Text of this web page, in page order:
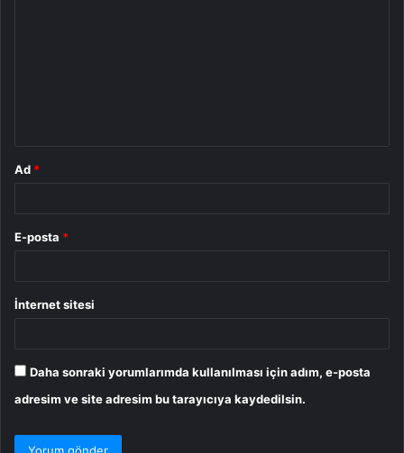
Ad *
E-posta *
İnternet sitesi
Daha sonraki yorumlarımda kullanılması için adım, e-posta
adresim ve site adresim bu tarayıcıya kaydedilsin.